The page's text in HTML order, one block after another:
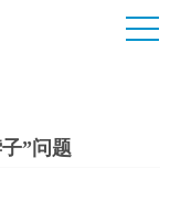
”问题